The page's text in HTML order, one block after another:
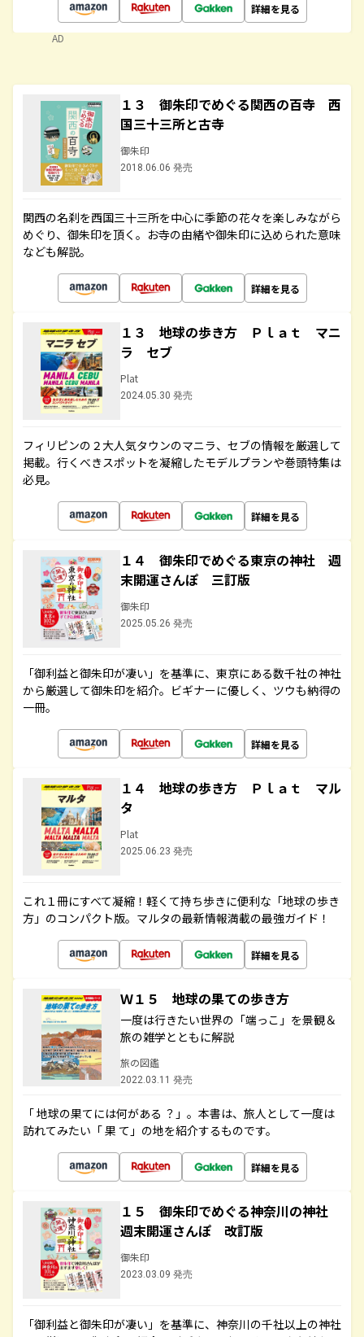
詳細を見る
AD
１３ 御朱印でめぐる関西の百寺 西
国三十三所と古寺
御朱印
2018.06.06 発売
関西の名刹を西国三十三所を中心に季節の花々を楽しみながら
めぐり、御朱印を頂く。お寺の由緒や御朱印に込められた意味
なども解説。
詳細を見る
１３ 地球の歩き方 Ｐｌａｔ マニ
ラ セブ
Plat
2024.05.30 発売
フィリピンの２大人気タウンのマニラ、セブの情報を厳選して
掲載。行くべきスポットを凝縮したモデルプランや巻頭特集は
必見。
詳細を見る
１４ 御朱印でめぐる東京の神社 週
末開運さんぽ 三訂版
御朱印
2025.05.26 発売
「御利益と御朱印が凄い」を基準に、東京にある数千社の神社
から厳選して御朱印を紹介。ビギナーに優しく、ツウも納得の
一冊。
詳細を見る
１４ 地球の歩き方 Ｐｌａｔ マル
タ
Plat
2025.06.23 発売
これ１冊にすべて凝縮！軽くて持ち歩きに便利な「地球の歩き
方」のコンパクト版。マルタの最新情報満載の最強ガイド！
詳細を見る
Ｗ１５ 地球の果ての歩き方
一度は行きたい世界の「端っこ」を景観＆
旅の雑学とともに解説
旅の図鑑
2022.03.11 発売
「 地球の果てには何がある ？」。本書は、旅人として一度は
訪れてみたい「 果 て」の地を紹介するものです。
詳細を見る
１５ 御朱印でめぐる神奈川の神社
週末開運さんぽ 改訂版
御朱印
2023.03.09 発売
「御利益と御朱印が凄い」を基準に、神奈川の千社以上の神社